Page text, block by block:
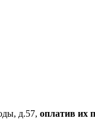
д.57, оплатив их